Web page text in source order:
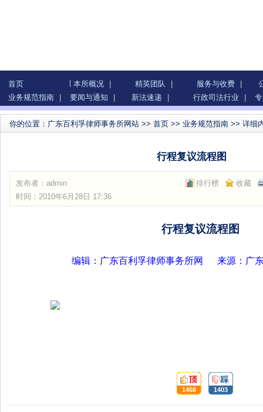
首页 本所概况 精英团队 服务与收费
业务规范指南
要闻与通知 新法速递 行政司法行业
你的位置： 广东百利孚律师事务所网站 >> 首页 >> 业务规范指南 >> 详细
行程复议流程图
排行榜 收藏
发布者： admin
时间：2010年6月28日 17:36
行程复议流程图
编辑： 广东百利孚律师事务所网 来源： 广
顶:
1468
踩:
1403